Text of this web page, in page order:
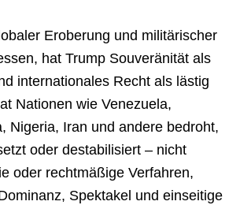
Eroberung und militärischer
hat Trump Souveränität als
internationales Recht als lästig
Nationen wie Venezuela,
Nigeria, Iran und andere bedroht,
oder destabilisiert – nicht
oder rechtmäßige Verfahren,
Spektakel und einseitige